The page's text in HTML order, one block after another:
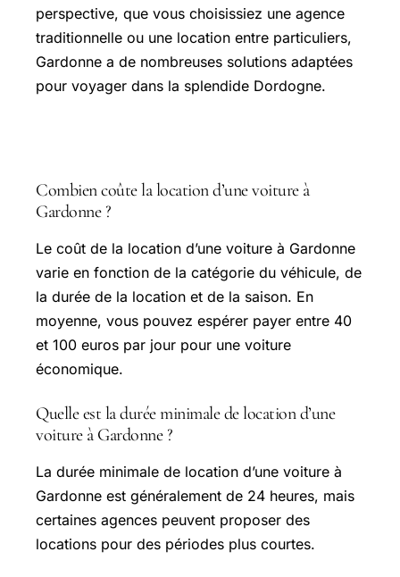
perspective, que vous choisissiez une agence
traditionnelle ou une location entre particuliers,
Gardonne a de nombreuses solutions adaptées
pour voyager dans la splendide Dordogne.
Combien coûte la location d’une voiture à
Gardonne ?
Le coût de la location d’une voiture à Gardonne
varie en fonction de la catégorie du véhicule, de
la durée de la location et de la saison. En
moyenne, vous pouvez espérer payer entre 40
et 100 euros par jour pour une voiture
économique.
Quelle est la durée minimale de location d’une
voiture à Gardonne ?
La durée minimale de location d’une voiture à
Gardonne est généralement de 24 heures, mais
certaines agences peuvent proposer des
locations pour des périodes plus courtes.